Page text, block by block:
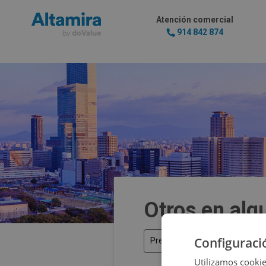
Atención comercial
914 842 874
Otros en
Precio
Utilizamos